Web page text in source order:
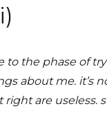
to the phase of
about me. it’s
are useless.